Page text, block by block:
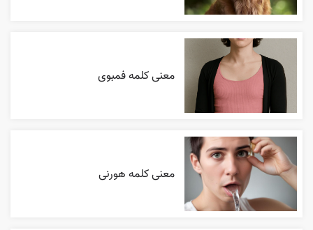
معنی کلمه فمبوی
معنی کلمه هورنی